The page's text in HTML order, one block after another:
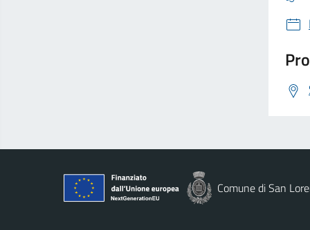
Comune di San